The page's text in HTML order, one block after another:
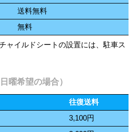
送料無料
無料
ャイルドシートの設置には、駐車ス
曜希望の場合）
往復送料
3,100円